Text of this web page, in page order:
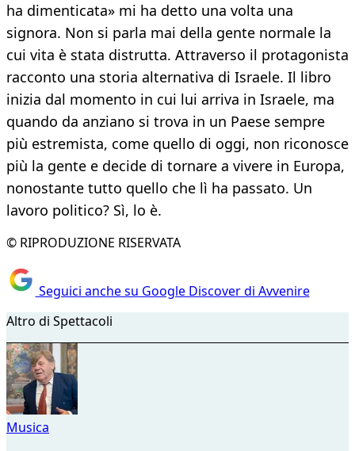
ha dimenticata» mi ha detto una volta una
signora. Non si parla mai della gente normale la
cui vita è stata distrutta. Attraverso il protagonista
racconto una storia alternativa di Israele. Il libro
inizia dal momento in cui lui arriva in Israele, ma
quando da anziano si trova in un Paese sempre
più estremista, come quello di oggi, non riconosce
più la gente e decide di tornare a vivere in Europa,
nonostante tutto quello che lì ha passato. Un
lavoro politico? Sì, lo è.
© RIPRODUZIONE RISERVATA
Seguici anche su Google Discover di Avvenire
Altro di Spettacoli
Musica